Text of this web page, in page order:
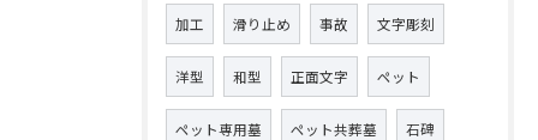
加工 滑り止め 事故 文字彫刻
洋型 和型 正面文字 ペット
ペット専用墓 ペット共葬墓 石碑